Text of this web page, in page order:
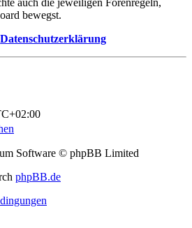
auch die jeweiligen Forenregeln,
bewegst.
Datenschutzerklärung
Software © phpBB Limited
phpBB.de